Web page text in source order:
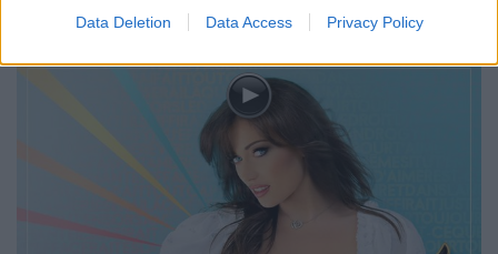
Data Deletion Data Access Privacy Policy